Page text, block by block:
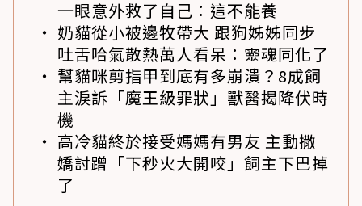
一眼意外救了自己：這不能養
奶貓從小被邊牧帶大 跟狗姊姊同步
吐舌哈氣散熱萬人看呆：靈魂同化了
幫貓咪剪指甲到底有多崩潰？8成飼
主淚訴「魔王級罪狀」獸醫揭降伏時
機
高冷貓終於接受媽媽有男友 主動撒
嬌討蹭「下秒火大開咬」飼主下巴掉
了